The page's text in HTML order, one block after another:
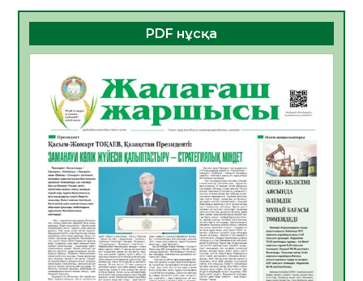
08.08.2026
18 0
Білім гранты иегерлерінің тізімі шықты
Қазақстандықтар Құрылтай сайлауынан
жақсылық күтеді – қоғамдық пікір зерттеуі
07.08.2026
18
«Дауыс беру учаскесін қалай табуға
болады?»
07.08.2026
19
ҚҰРЫЛТАЙ САЙЛАУЫ – БІРЛІК ПЕН
БЕЛСЕНДІЛІКТІҢ БЕЛГІСІ
07.08.2026
58
PDF нұсқа